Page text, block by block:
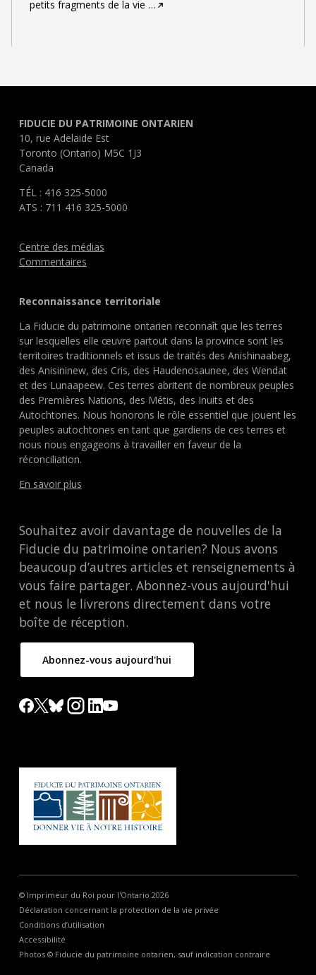
petits fragments de la vie …
FIDUCIE DU PATRIMOINE ONTARIEN
10, rue Adelaide Est
Toronto (Ontario) M5C 1J3
Canada
TÉL : 416 325-5000
ATS : 711 416 325-5000
Centre des médias
Commentaires
Reconnaissance territoriale
La Fiducie du patrimoine ontarien reconnaît que les terres
sur lesquelles elle œuvre partout dans la province sont les
territoires traditionnels et issus de traités des Anishinaabeg,
des Anisininew, des Cris, des Haudenosaunee, des Wendat
et des Lunaapeew. Ces terres abritent de nombreux peuples
des Premières Nations, des Métis, des Inuits et des
Autochtones. Nous honorons le rôle essentiel que jouent les
peuples autochtones en tant que gardiens de ces terres et
nous nous engageons à travailler en faveur de la
réconciliation.
En savoir plus
Souhaitez avoir davantage de nouvelles de la
Fiducie du patrimoine ontarien? Nous avons
beaucoup d’autres articles et renseignements à
vous faire partager. Abonnez-vous aujourd'hui
et nous le livrerons directement dans votre
boîte de réception.
Abonnez-vous aujourd'hui
© Imprimeur du Roi pour l'Ontario 2026
Déclaration concernant la protection de la vie privée
Conditions d’utilisation
Accessibilité
Photos © Fiducie du patrimoine ontarien, sauf indication contraire